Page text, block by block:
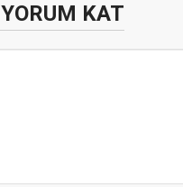
YORUM KAT